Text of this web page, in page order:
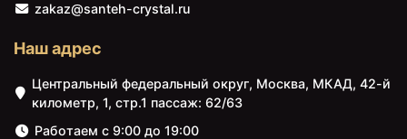
22407 ₽
Акриловый поддон для
душа Radaway Doros D
90x100x5 белый
Акриловый поддон для
душа Radaway Doros PT
Compact 90x90x12
zakaz@santeh-crystal.ru
Наш адрес
Центральный федеральный округ, Москва, МКАД, 42-й
километр, 1, стр.1 пассаж: 62/63
Работаем с 9:00 до 19:00